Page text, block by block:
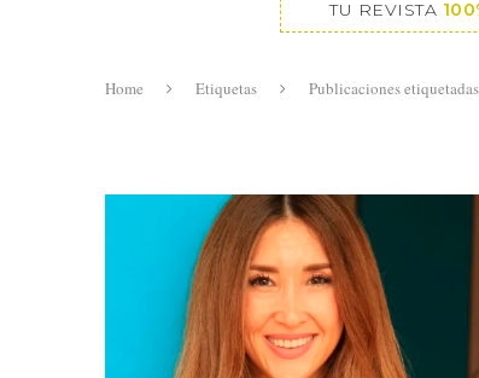
TU REVISTA
Home Etiquetas Publicaciones